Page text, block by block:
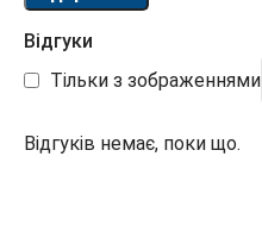
Відгуки
Тільки з зображеннями
Відгуків немає, поки що.